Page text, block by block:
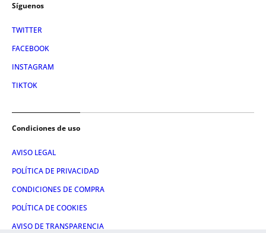
Síguenos
TWITTER
FACEBOOK
INSTAGRAM
TIKTOK
Condiciones de uso
AVISO LEGAL
POLÍTICA DE PRIVACIDAD
CONDICIONES DE COMPRA
POLÍTICA DE COOKIES
AVISO DE TRANSPARENCIA